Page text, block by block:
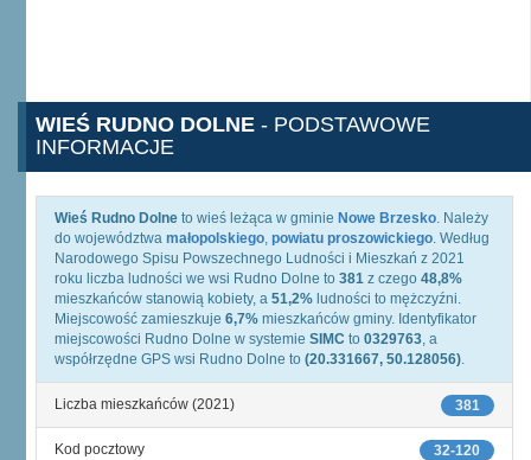
WIEŚ RUDNO DOLNE - PODSTAWOWE
INFORMACJE
Wieś Rudno Dolne to wieś leżąca w gminie Nowe Brzesko. Należy
do województwa małopolskiego, powiatu proszowickiego. Według
Narodowego Spisu Powszechnego Ludności i Mieszkań z 2021
roku liczba ludności we wsi Rudno Dolne to 381 z czego 48,8%
mieszkańców stanowią kobiety, a 51,2% ludności to mężczyźni.
Miejscowość zamieszkuje 6,7% mieszkańców gminy. Identyfikator
miejscowości Rudno Dolne w systemie SIMC to 0329763, a
współrzędne GPS wsi Rudno Dolne to (20.331667, 50.128056).
381
Liczba mieszkańców (2021)
32-120
Kod pocztowy